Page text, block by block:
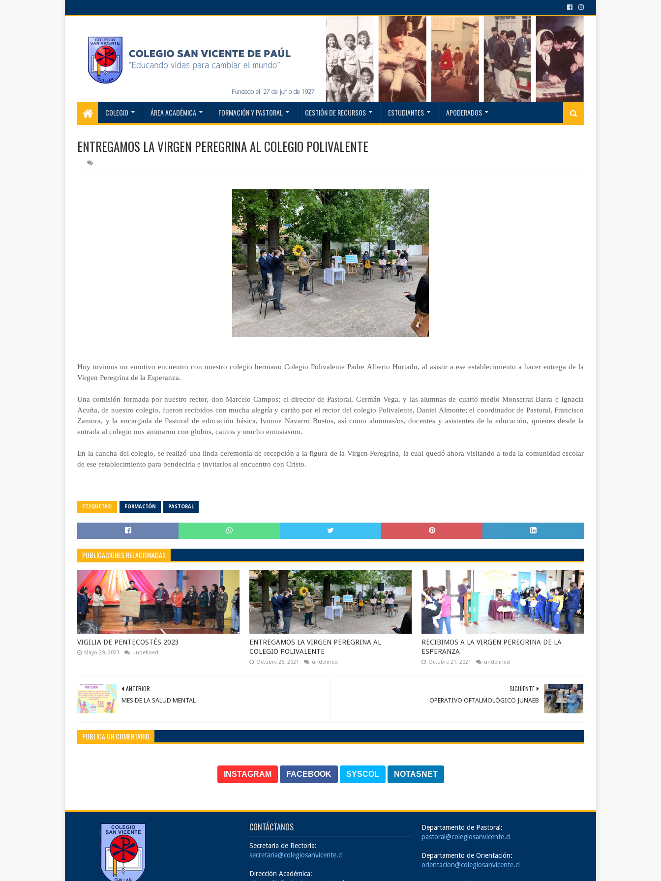
COLEGIO ÁREA ACADÉMICA FORMACIÓN Y PASTORAL GESTIÓN DE RECURSOS ESTUDIANTES APODERADOS
ENTREGAMOS LA VIRGEN PEREGRINA AL COLEGIO POLIVALENTE
Hoy tuvimos un emotivo encuentro con nuestro colegio hermano Colegio Polivalente Padre Alberto Hurtado, al asistir a ese establecimiento a hacer entrega de la
Virgen Peregrina de la Esperanza.
Una comisión formada por nuestro rector, don Marcelo Campos; el director de Pastoral, Germán Vega, y las alumnas de cuarto medio Monserrat Barra e Ignacia
Acuña, de nuestro colegio, fueron recibidos con mucha alegría y cariño por el rector del colegio Polivalente, Daniel Almonte; el coordinador de Pastoral, Francisco
Zamora, y la encargada de Pastoral de educación básica, Ivonne Navarro Bustos, así como alumnas/os, docentes y asistentes de la educación, quienes desde la
entrada al colegio nos animaron con globos, cantos y mucho entusiasmo.
En la cancha del colegio, se realizó una linda ceremonia de recepción a la figura de la Virgen Peregrina, la cual quedó ahora visitando a toda la comunidad escolar
de ese establecimiento para bendecirla e invitarlos al encuentro con Cristo.
ETIQUETAS: FORMACIÓN PASTORAL
PUBLICACIONES RELACIONADAS
VIGILIA DE PENTECOSTÉS 2023
Mayo 29, 2023 undefined
ENTREGAMOS LA VIRGEN PEREGRINA AL
COLEGIO POLIVALENTE
Octubre 26, 2021 undefined
RECIBIMOS A LA VIRGEN PEREGRINA DE LA
ESPERANZA
Octubre 21, 2021 undefined
SIGUIENTE
OPERATIVO OFTALMOLÓGICO JUNAEB
ANTERIOR
MES DE LA SALUD MENTAL
PUBLICA UN COMENTARIO
INSTAGRAM FACEBOOK SYSCOL NOTASNET
CONTÁCTANOS
Secretaria de Rectoría:
secretaria@colegiosanvicente.cl
Dirección Académica:
Departamento de Pastoral:
pastoral@colegiosanvicente.cl
Departamento de Orientación:
orientacion@colegiosanvicente.cl